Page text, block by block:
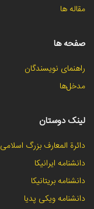
مقاله ها
صفحه ها
راهنمای نویسندگان
مدخل‌ها
لینک دوستان
دائرة المعارف بزرگ اسلامی
دانشنامه ایرانیکا
دانشنامه بریتانیکا
دانشنامه ویکی پدیا